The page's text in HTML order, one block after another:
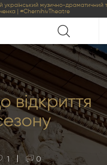
український музично-драматичний
| #ChernihivTheatre
відкриття
1 | 0